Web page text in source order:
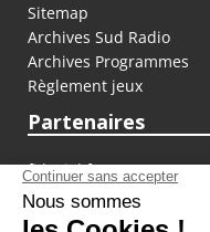
Sitemap
Archives Sud Radio
Archives Programmes
Règlement jeux
Partenaires
fiducial.fr
lyoncapitale.fr
olympique-et-